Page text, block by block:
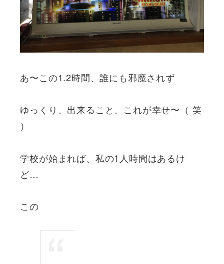
あ〜この1.2時間、誰にも邪魔されず
ゆっくり、出来ること、これが幸せ〜（ 笑
）
学校が始まれば、私の1人時間はあるけ
ど…
この